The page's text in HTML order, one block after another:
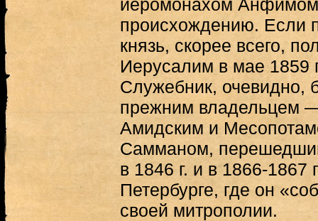
иеромонахом
происхождению. Если
князь, скорее всего,
Иерусалим в мае 1859
Служебник, очевидно,
прежним владельцем
Амидским и
Самманом,
в 1846 г. и в 1866-1867
Петербурге, где он
своей митрополии.